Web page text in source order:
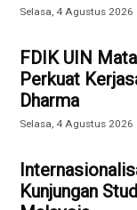
Selasa, 4 Agustus 2026
FDIK UIN
Perkuat
Dharma
Selasa, 4 Agustus 2026
Kunjungan